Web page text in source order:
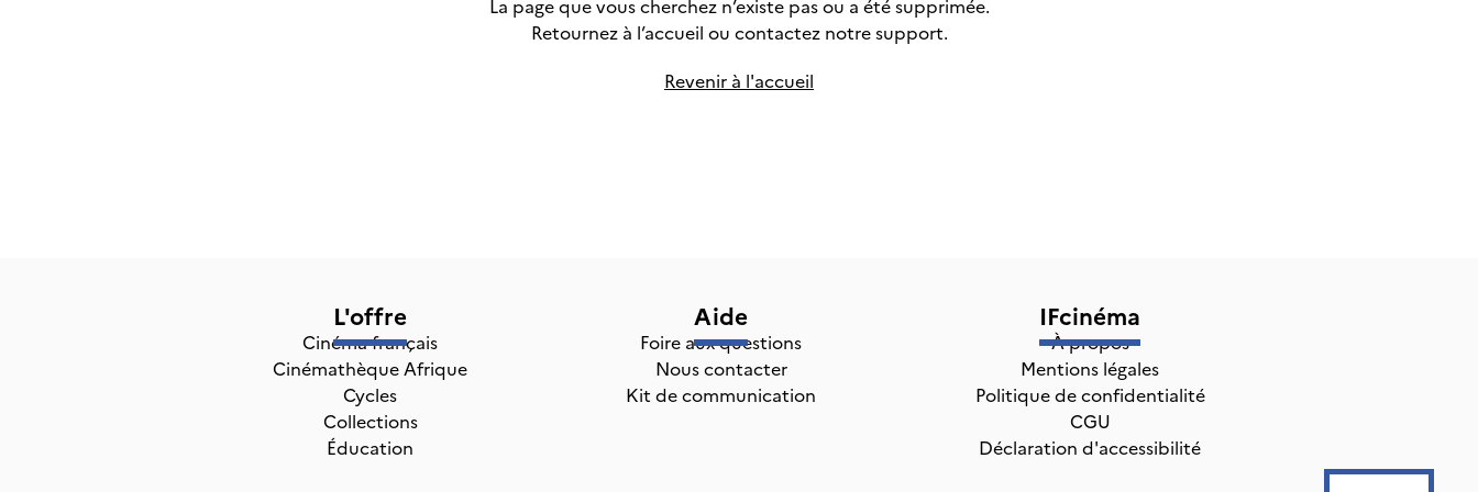
La page que vous cherchez n’existe pas ou a été supprimée.
Retournez à l’accueil ou contactez notre support.
Revenir à l'accueil
L'offre
Cinéma français
Cinémathèque Afrique
Cycles
Collections
Éducation
Aide
Foire aux questions
Nous contacter
Kit de communication
IFcinéma
À propos
Mentions légales
Politique de confidentialité
CGU
Déclaration d'accessibilité